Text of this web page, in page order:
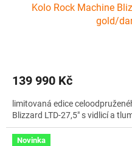
Kolo Rock Machine
gold/
139 990 Kč
limitovaná edice
Blizzard LTD-27,5" s vidlicí a
Novinka